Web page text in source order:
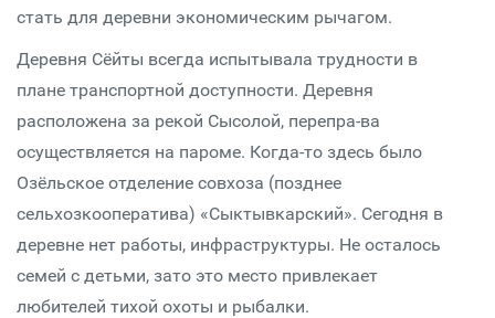
стать для деревни экономическим рычагом.
Деревня Сёйты всегда испытывала трудности в
плане транспортной доступности. Деревня
расположена за рекой Сысолой, перепра-ва
осуществляется на пароме. Когда-то здесь было
Озёльское отделение совхоза (позднее
сельхозкооператива) «Сыктывкарский». Сегодня в
деревне нет работы, инфраструктуры. Не осталось
семей с детьми, зато это место привлекает
любителей тихой охоты и рыбалки.